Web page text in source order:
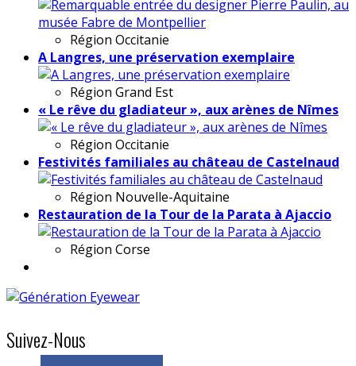
Région Occitanie
A Langres, une préservation exemplaire
Région Grand Est
« Le rêve du gladiateur », aux arènes de Nîmes
Région Occitanie
Festivités familiales au château de Castelnaud
Région Nouvelle-Aquitaine
Restauration de la Tour de la Parata à Ajaccio
Région Corse
Suivez-Nous